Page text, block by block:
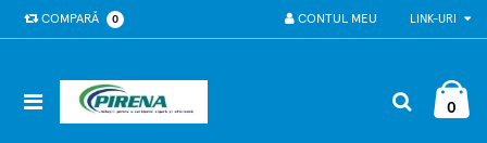
COMPARĂ 0 LINK-URI
CONTUL MEU
0